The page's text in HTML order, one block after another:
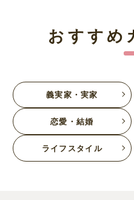
おすすめ
義実家・実家
恋愛・結婚
ライフスタイル